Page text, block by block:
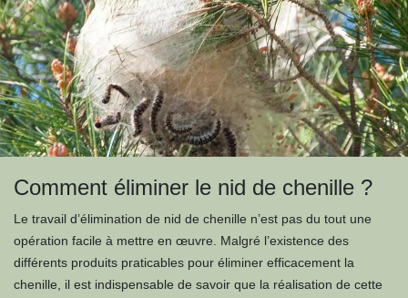
Comment éliminer le nid de chenille ?
Le travail d’élimination de nid de chenille n’est pas du tout une
opération facile à mettre en œuvre. Malgré l’existence des
différents produits praticables pour éliminer efficacement la
chenille, il est indispensable de savoir que la réalisation de cette